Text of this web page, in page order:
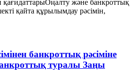
қағидаттарыОңалту және банкроттық
қайта құрылымдау рәсімін,
банкроттық рәсіміне
туралы Заңы